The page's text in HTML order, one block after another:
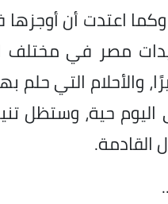
وكما اعتدت أن
مصر في مختلف
والأحلام التي حلم
حية، وستظل
القادمة.